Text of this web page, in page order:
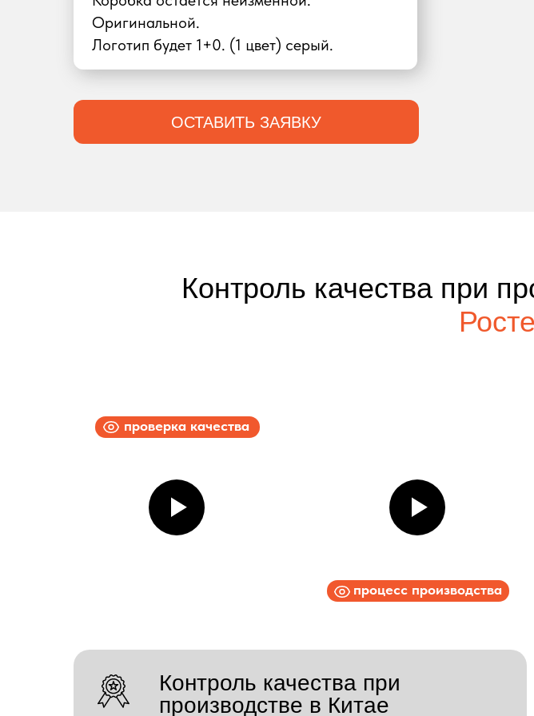
ОСТАВИТЬ ЗАЯВКУ
Оригинальной.
Логотип будет 1+0. (1 цвет) серый.
Контроль качества при
Контроль качества при
производстве в Китае
проверка качества
процесс производства